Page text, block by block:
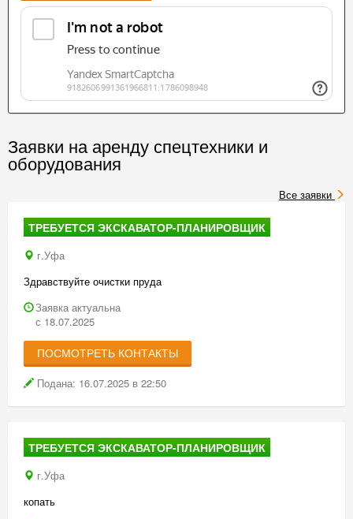
Заявки на аренду спецтехники и
оборудования
Все заявки
ТРЕБУЕТСЯ ЭКСКАВАТОР-ПЛАНИРОВЩИК
г.Уфа
Здравствуйте очистки пруда
Заявка актуальна
с 18.07.2025
ПОСМОТРЕТЬ КОНТАКТЫ
Подана: 16.07.2025 в 22:50
ТРЕБУЕТСЯ ЭКСКАВАТОР-ПЛАНИРОВЩИК
г.Уфа
копать